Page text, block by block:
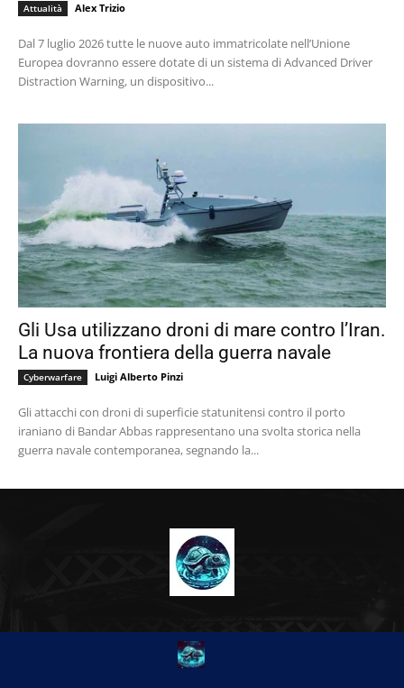
Attualità Alex Trizio
Dal 7 luglio 2026 tutte le nuove auto immatricolate nell’Unione
Europea dovranno essere dotate di un sistema di Advanced Driver
Distraction Warning, un dispositivo...
Gli Usa utilizzano droni di mare contro l’Iran.
La nuova frontiera della guerra navale
Cyberwarfare Luigi Alberto Pinzi
Gli attacchi con droni di superficie statunitensi contro il porto
iraniano di Bandar Abbas rappresentano una svolta storica nella
guerra navale contemporanea, segnando la...
CHI SIAMO